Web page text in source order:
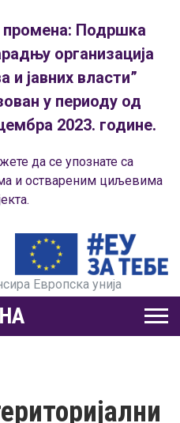
промена: Подршка
организација
и јавних власти”
у периоду од
2023. године.
да се упознате са
и оствареним циљевима
Европска унија